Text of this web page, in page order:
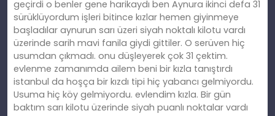
geçirdi o benler gene harikaydı ben Aynura ikinci defa 31
sürüklüyordum işleri bitince kızlar hemen giyinmeye
başladılar aynurun sarı üzeri siyah noktalı kilotu vardı
üzerinde sarih mavi fanila giydi gittiler. O serüven hiç
usumdan çıkmadı. onu düşleyerek çok 31 çektim.
evlenme zamanımda ailem beni bir kızla tanıştırdı
istanbul da hoşça bir kızdı tipi hiç yabancı gelmiyordu.
Usuma hiç köy gelmiyordu. evlendim kızla. Bir gün
baktım sarı kilotu üzerinde siyah puanlı noktalar vardı